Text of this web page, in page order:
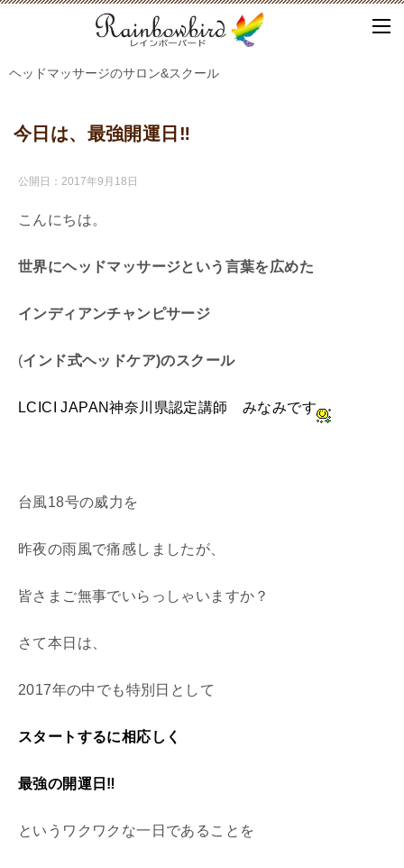
ヘッドマッサージのサロン&スクール
今日は、最強開運日‼
公開日： 2017年9月18日
こんにちは。
世界にヘッドマッサージという言葉を広めた
インディアンチャンピサージ
(インド式ヘッドケア)のスクール
LCICI JAPAN神奈川県認定講師 みなみです
台風18号の威力を
昨夜の雨風で痛感しましたが、
皆さまご無事でいらっしゃいますか？
さて本日は、
2017年の中でも特別日として
スタートするに相応しく
最強の開運日‼
というワクワクな一日であることを